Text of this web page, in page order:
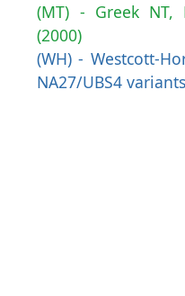
(MT) - Greek NT,
(2000)
(WH) - Westcott-
NA27/UBS4 variants